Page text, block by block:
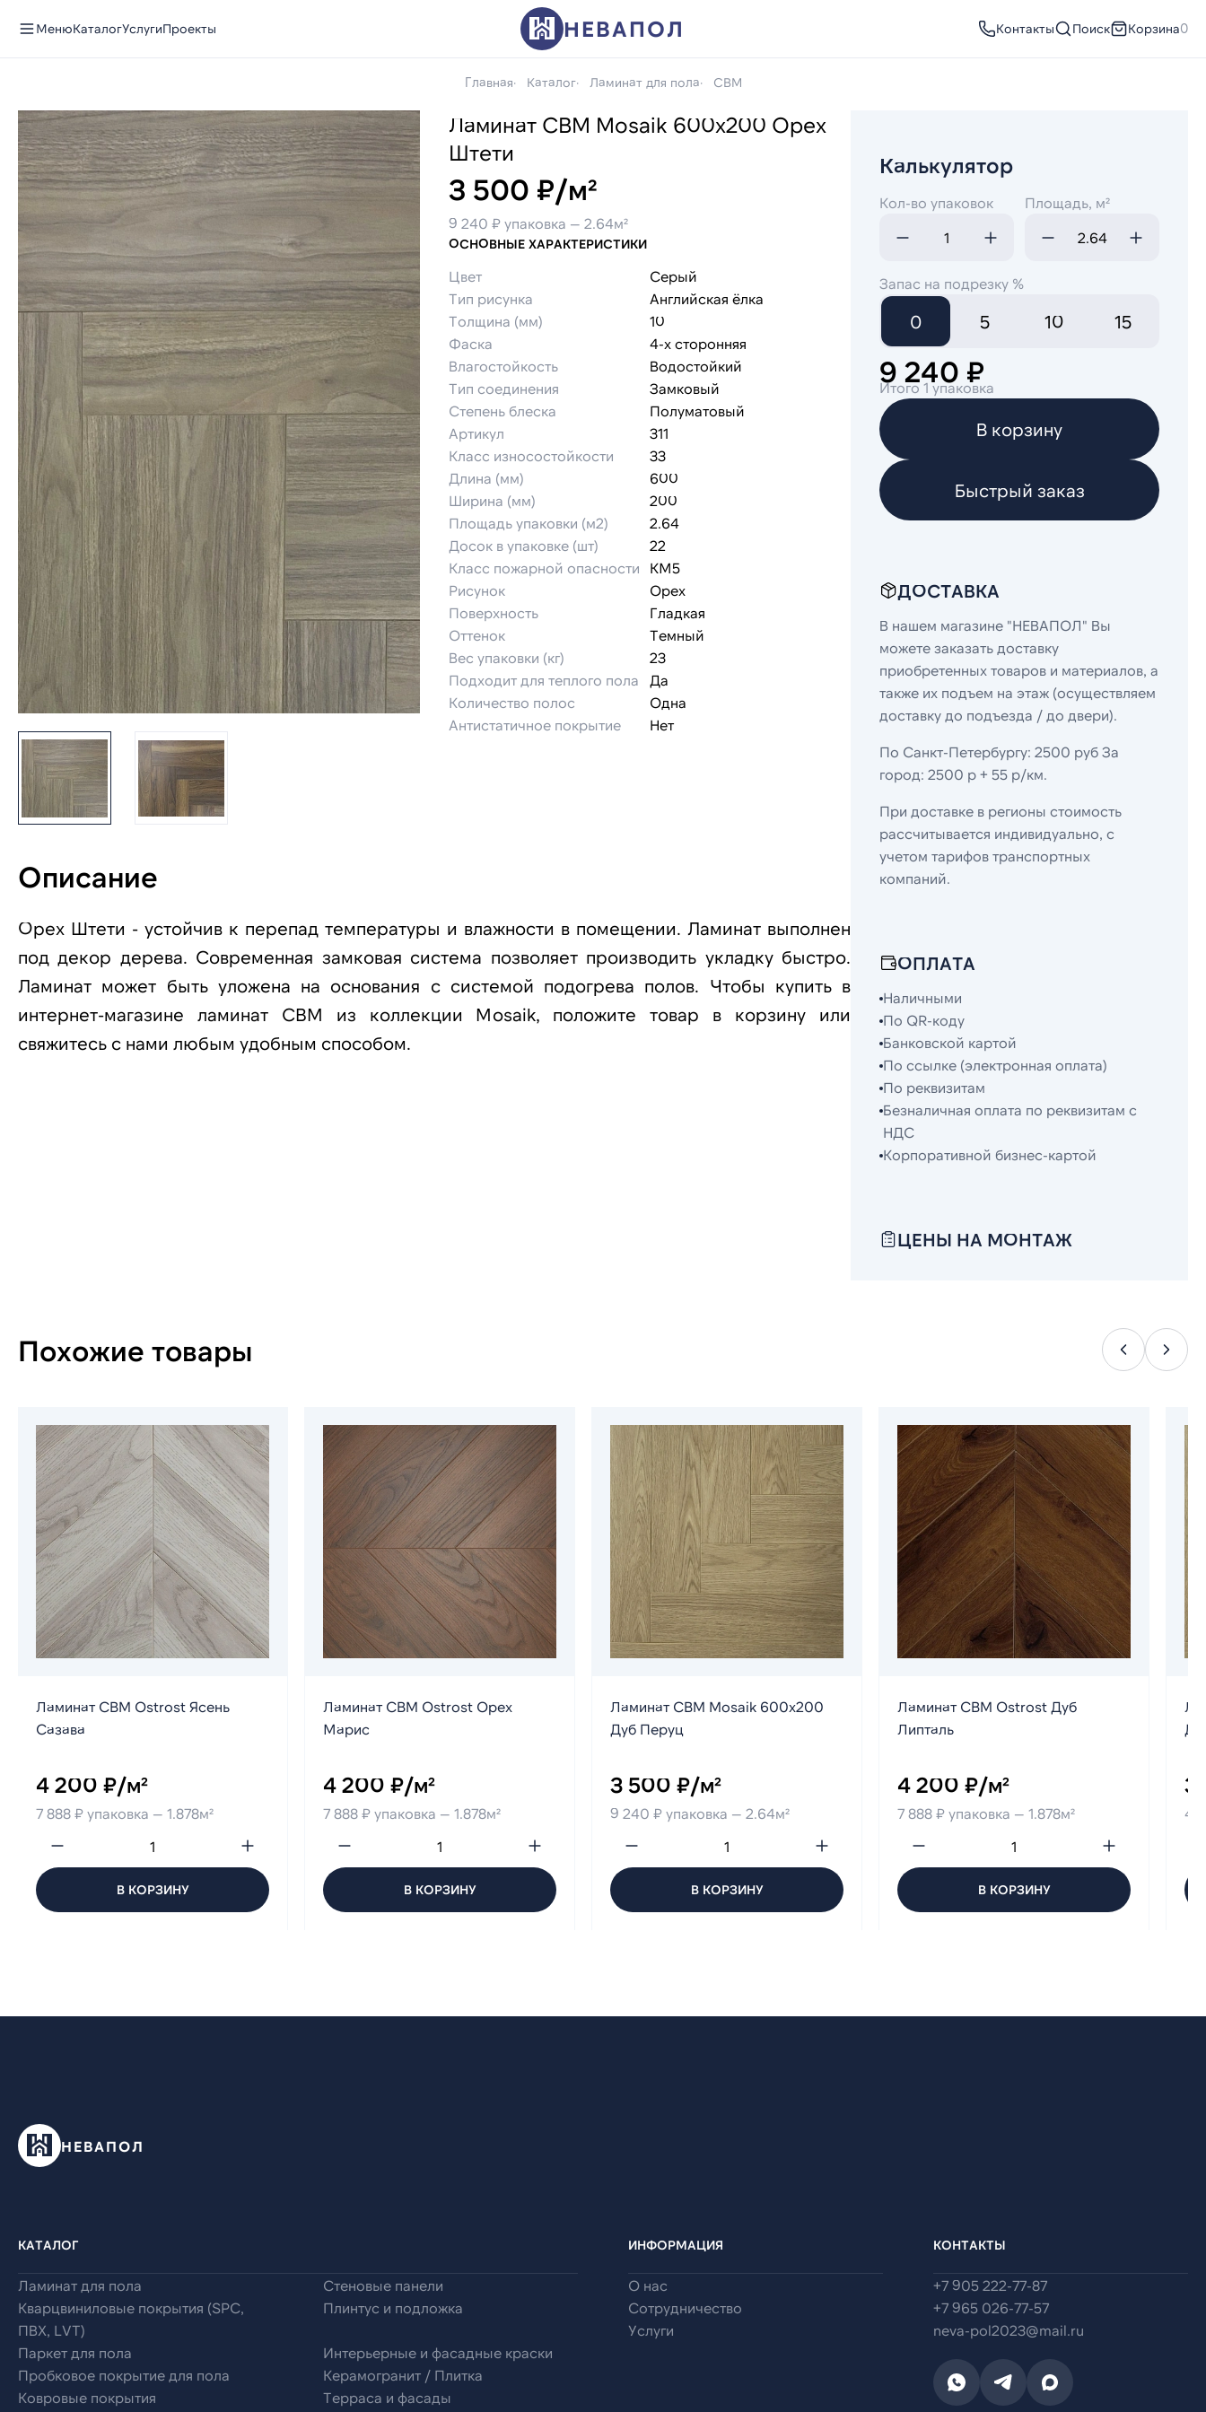
МенюКаталогУслугиПроекты НЕВАПОЛ Контакты Поиск Корзина0
Главная Каталог Ламинат для пола CBM
Ламинат CBM Mosaik 600х200 Орех
Штети
3 500 ₽/м²
9 240 ₽ упаковка — 2.64м²
ОСНОВНЫЕ ХАРАКТЕРИСТИКИ
Цвет
Серый
Тип рисунка
Английская ёлка
Толщина (мм)
10
Фаска
4-х сторонняя
Влагостойкость
Водостойкий
Тип соединения
Замковый
Степень блеска
Полуматовый
Артикул
311
Класс износостойкости
33
Длина (мм)
600
Ширина (мм)
200
Площадь упаковки (м2)
2.64
Досок в упаковке (шт)
22
Класс пожарной опасности
КМ5
Рисунок
Орех
Поверхность
Гладкая
Оттенок
Темный
Вес упаковки (кг)
23
Подходит для теплого пола
Да
Количество полос
Одна
Антистатичное покрытие
Нет
Описание
Орех Штети - устойчив к перепад температуры и влажности в помещении. Ламинат выполнен
под декор дерева. Современная замковая система позволяет производить укладку быстро.
Ламинат может быть уложена на основания с системой подогрева полов. Чтобы купить в
интернет-магазине ламинат CBM из коллекции Mosaik, положите товар в корзину или
свяжитесь с нами любым удобным способом.
Калькулятор
Кол-во упаковок Площадь, м²
Запас на подрезку %
0 5 10 15
9 240 ₽
Итого 1 упаковка
В корзину
Быстрый заказ
ДОСТАВКА
В нашем магазине "НЕВАПОЛ" Вы
можете заказать доставку
приобретенных товаров и материалов, а
также их подъем на этаж (осуществляем
доставку до подъезда / до двери).
По Санкт-Петербургу: 2500 руб За
город: 2500 р + 55 р/км.
При доставке в регионы стоимость
рассчитывается индивидуально, с
учетом тарифов транспортных
компаний.
ОПЛАТА
Наличными
По QR-коду
Банковской картой
По ссылке (электронная оплата)
По реквизитам
Безналичная оплата по реквизитам с
НДС
Корпоративной бизнес-картой
ЦЕНЫ НА МОНТАЖ
Похожие товары
Ламинат CBM Ostrost Ясень
Сазава
4 200 ₽/м²
7 888 ₽ упаковка — 1.878м²
В КОРЗИНУ
Ламинат CBM Ostrost Орех
Марис
4 200 ₽/м²
7 888 ₽ упаковка — 1.878м²
В КОРЗИНУ
Ламинат CBM Mosaik 600х200
Дуб Перуц
3 500 ₽/м²
9 240 ₽ упаковка — 2.64м²
В КОРЗИНУ
Ламинат CBM Ostrost Дуб
Липталь
4 200 ₽/м²
7 888 ₽ упаковка — 1.878м²
В КОРЗИНУ
3
4
НЕВАПОЛ
КАТАЛОГ
Ламинат для пола
Кварцвиниловые покрытия (SPC,
ПВХ, LVT)
Паркет для пола
Пробковое покрытие для пола
Ковровые покрытия
Стеновые панели
Плинтус и подложка
Интерьерные и фасадные краски
Керамогранит / Плитка
Терраса и фасады
ИНФОРМАЦИЯ
О нас
Сотрудничество
Услуги
КОНТАКТЫ
+7 905 222-77-87
+7 965 026-77-57
neva-pol2023@mail.ru